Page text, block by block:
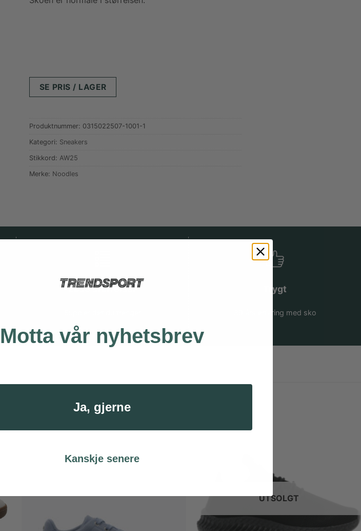
SE PRIS / LAGER
Produktnummer: 0315022507-1001-1
Kategori: Sneakers
Stikkord: AW25
Merke: Noodles
Løse størrelser Trygt
39 års erfaring med sko
UTSOLGT
Motta vår nyhetsbrev
Ja, gjerne
Kanskje senere